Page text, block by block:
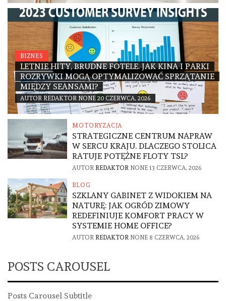
BIZNES
LETNIE HITY, BRUDNE FOTELE. JAK KINA I PARKI
ROZRYWKI MOGĄ OPTYMALIZOWAĆ SPRZĄTANIE
MIĘDZY SEANSAMI?
AUTOR REDAKTOR NONE 20 CZERWCA, 2026
MOTORYZACJA
STRATEGICZNE CENTRUM NAPRAW
W SERCU KRAJU. DLACZEGO STOLICA
RATUJE POTĘŻNE FLOTY TSL?
AUTOR REDAKTOR NONE 13 CZERWCA, 2026
BLOG
SZKLANY GABINET Z WIDOKIEM NA
NATURĘ: JAK OGRÓD ZIMOWY
REDEFINIUJE KOMFORT PRACY W
SYSTEMIE HOME OFFICE?
AUTOR REDAKTOR NONE 8 CZERWCA, 2026
POSTS CAROUSEL
Posts Carousel Subtitle